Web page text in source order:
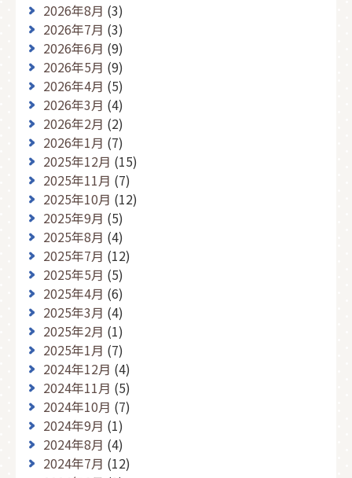
2026年8月 (3)
2026年7月 (3)
2026年6月 (9)
2026年5月 (9)
2026年4月 (5)
2026年3月 (4)
2026年2月 (2)
2026年1月 (7)
2025年12月 (15)
2025年11月 (7)
2025年10月 (12)
2025年9月 (5)
2025年8月 (4)
2025年7月 (12)
2025年5月 (5)
2025年4月 (6)
2025年3月 (4)
2025年2月 (1)
2025年1月 (7)
2024年12月 (4)
2024年11月 (5)
2024年10月 (7)
2024年9月 (1)
2024年8月 (4)
2024年7月 (12)